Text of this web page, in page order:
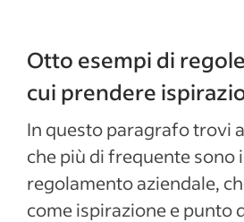
Otto esempi di
cui prendere
In questo paragrafo trovi
che più di frequente sono
regolamento aziendale,
come ispirazione e punto